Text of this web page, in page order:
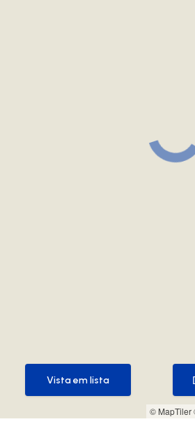
© MapTiler
Vista em lista
Vista em lista